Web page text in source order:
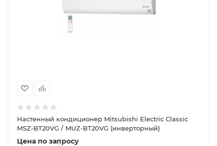
Настенный кондиционер Mitsubishi Electric Classic
MSZ-BT20VG / MUZ-BT20VG (инверторный)
Цена по запросу